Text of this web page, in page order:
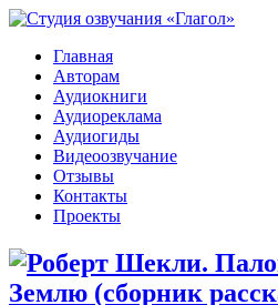
Главная
Авторам
Аудиокниги
Аудиореклама
Аудиогиды
Видеоозвучание
Отзывы
Контакты
Проекты